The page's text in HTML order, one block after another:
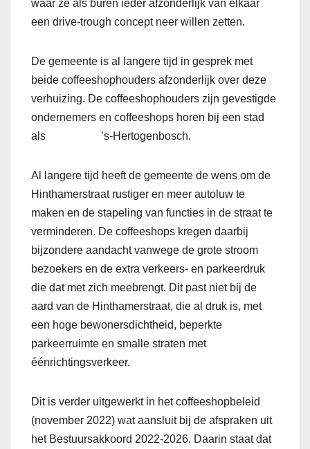
waar ze als buren ieder afzonderlijk van elkaar
een drive-trough concept neer willen zetten.
De gemeente is al langere tijd in gesprek met
beide coffeeshophouders afzonderlijk over deze
verhuizing. De coffeeshophouders zijn gevestigde
ondernemers en coffeeshops horen bij een stad
als ’s-Hertogenbosch.
Al langere tijd heeft de gemeente de wens om de
Hinthamerstraat rustiger en meer autoluw te
maken en de stapeling van functies in de straat te
verminderen. De coffeeshops kregen daarbij
bijzondere aandacht vanwege de grote stroom
bezoekers en de extra verkeers- en parkeerdruk
die dat met zich meebrengt. Dit past niet bij de
aard van de Hinthamerstraat, die al druk is, met
een hoge bewonersdichtheid, beperkte
parkeerruimte en smalle straten met
éénrichtingsverkeer.
Dit is verder uitgewerkt in het coffeeshopbeleid
(november 2022) wat aansluit bij de afspraken uit
het Bestuursakkoord 2022-2026. Daarin staat dat